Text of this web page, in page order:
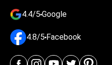
4.4/5 Google
4.8/5 Facebook